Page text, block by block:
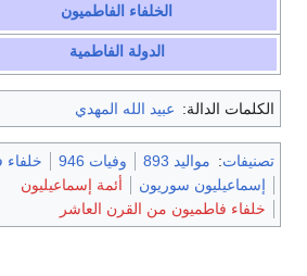
الخلفاء الفاطميون
الدولة الفاطمية
الكلمات الدالة: عبيد الله المهدي
تصنيفات: مواليد 893 وفيات 946
خلفاء
إسماعيليون سوريون
أئمة إسماعيليون
خلفاء فاطميون من القرن العاشر